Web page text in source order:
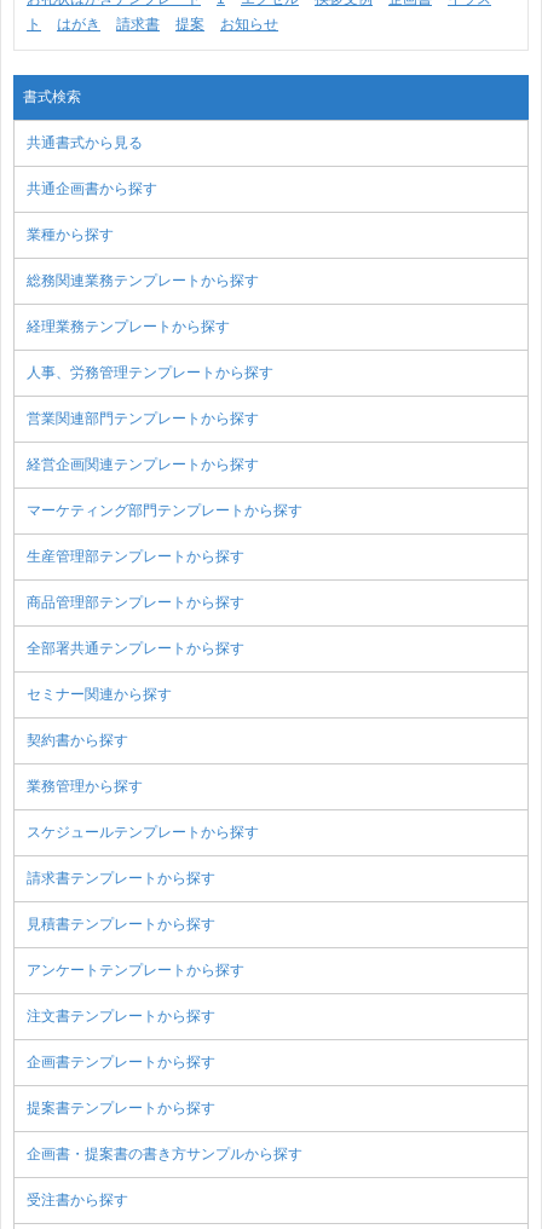
ト
はがき 請求書 提案 お知らせ
書式検索
共通書式から見る
共通企画書から探す
業種から探す
総務関連業務テンプレートから探す
経理業務テンプレートから探す
人事、労務管理テンプレートから探す
営業関連部門テンプレートから探す
経営企画関連テンプレートから探す
マーケティング部門テンプレートから探す
生産管理部テンプレートから探す
商品管理部テンプレートから探す
全部署共通テンプレートから探す
セミナー関連から探す
契約書から探す
業務管理から探す
スケジュールテンプレートから探す
請求書テンプレートから探す
見積書テンプレートから探す
アンケートテンプレートから探す
注文書テンプレートから探す
企画書テンプレートから探す
提案書テンプレートから探す
企画書・提案書の書き方サンプルから探す
受注書から探す